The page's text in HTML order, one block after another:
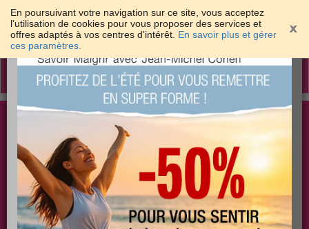
En poursuivant votre navigation sur ce site, vous acceptez
l'utilisation de cookies pour vous proposer des services et
offres adaptés à vos centres d'intérêt. En savoir plus et gérer
ces paramètres.
Toggle
Les meilleures solutions pour maigrir et être bien
dans sa peau
×